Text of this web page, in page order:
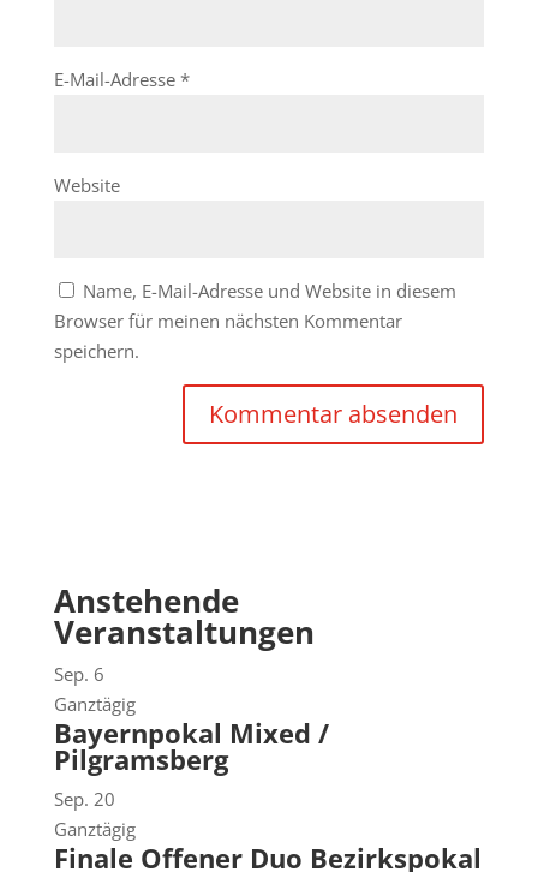
E-Mail-Adresse *
Website
Name, E-Mail-Adresse und Website in diesem
Browser für meinen nächsten Kommentar
speichern.
Anstehende
Veranstaltungen
Sep. 6
Ganztägig
Bayernpokal Mixed /
Pilgramsberg
Sep. 20
Ganztägig
Finale Offener Duo Bezirkspokal